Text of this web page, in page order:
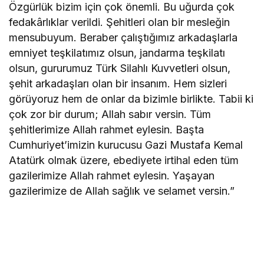
Özgürlük bizim için çok önemli. Bu uğurda çok
fedakârlıklar verildi. Şehitleri olan bir mesleğin
mensubuyum. Beraber çalıştığımız arkadaşlarla
emniyet teşkilatımız olsun, jandarma teşkilatı
olsun, gururumuz Türk Silahlı Kuvvetleri olsun,
şehit arkadaşları olan bir insanım. Hem sizleri
görüyoruz hem de onlar da bizimle birlikte. Tabii ki
çok zor bir durum; Allah sabır versin. Tüm
şehitlerimize Allah rahmet eylesin. Başta
Cumhuriyet’imizin kurucusu Gazi Mustafa Kemal
Atatürk olmak üzere, ebediyete irtihal eden tüm
gazilerimize Allah rahmet eylesin. Yaşayan
gazilerimize de Allah sağlık ve selamet versin.”